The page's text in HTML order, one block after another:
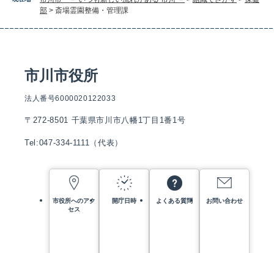
部 > 斎場霊園整備・管理課
市川市役所
法人番号6000020122033
〒272-8501 千葉県市川市八幡1丁目1番1号
Tel:047-334-1111（代表）
市役所へのアク
セス
開庁日時 よくある質問 お問い合わせ